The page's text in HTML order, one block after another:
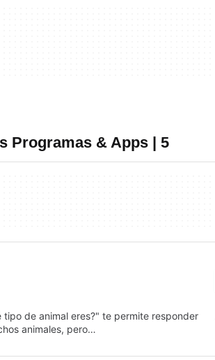
Programas & Apps | 5
de animal eres?" te permite responder
animales, pero…